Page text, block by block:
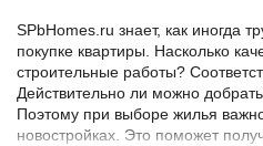
SPbHomes.ru знает, как иногда
покупке квартиры. Насколько
строительные работы?
Действительно ли можно
Поэтому при выборе жилья
новостройках. Это поможет